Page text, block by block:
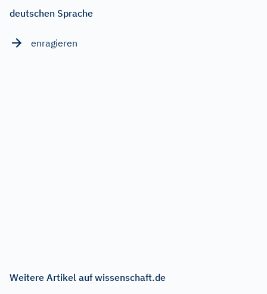
deutschen Sprache
enragieren
Weitere Artikel auf wissenschaft.de